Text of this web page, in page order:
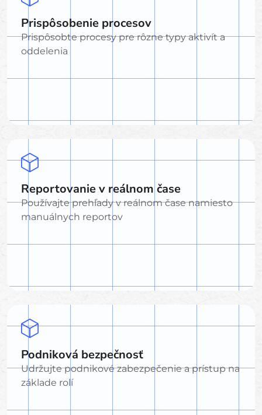
Prispôsobenie procesov
Prispôsobte procesy pre rôzne typy aktivít a
oddelenia
Reportovanie v reálnom čase
Používajte prehľady v reálnom čase namiesto
manuálnych reportov
Podniková bezpečnosť
Udržujte podnikové zabezpečenie a prístup na
základe rolí